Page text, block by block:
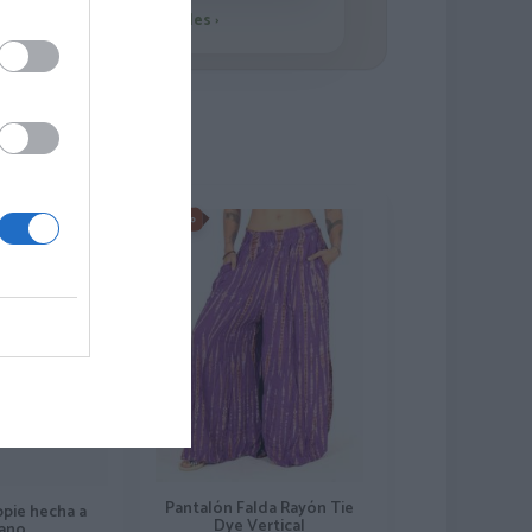
Ver detalles ›
hecha a
-15%
Pantalón Falda Rayón Tie